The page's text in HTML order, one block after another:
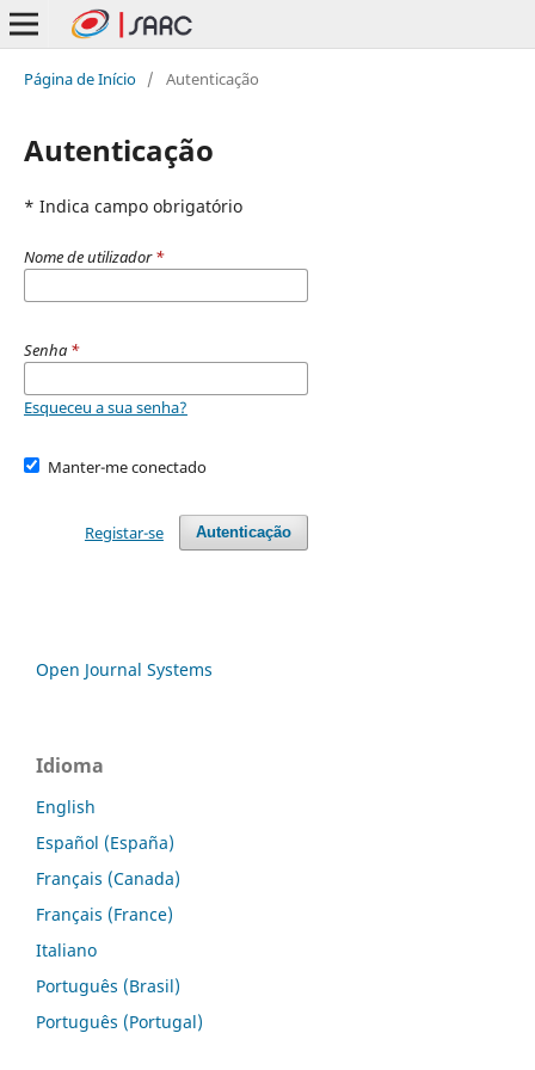
Página de Início / Autenticação
Autenticação
* Indica campo obrigatório
Nome de utilizador*
Senha *
Esqueceu a sua senha?
Manter-me conectado
Autenticação
Registar-se
Open Journal Systems
Idioma
English
Español (España)
Français (Canada)
Français (France)
Italiano
Português (Brasil)
Português (Portugal)